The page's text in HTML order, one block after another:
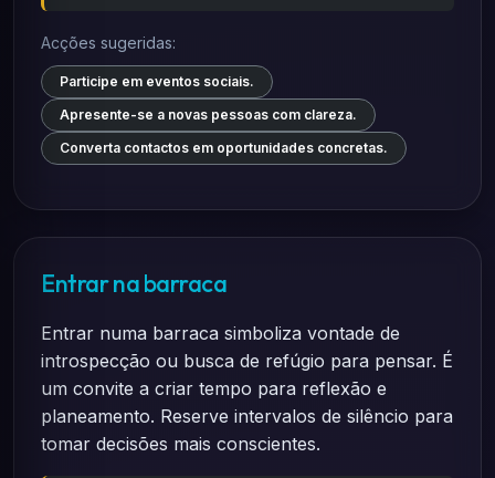
Acções sugeridas:
Participe em eventos sociais.
Apresente-se a novas pessoas com clareza.
Converta contactos em oportunidades concretas.
Entrar na barraca
Entrar numa barraca simboliza vontade de
introspecção ou busca de refúgio para pensar. É
um convite a criar tempo para reflexão e
planeamento. Reserve intervalos de silêncio para
tomar decisões mais conscientes.